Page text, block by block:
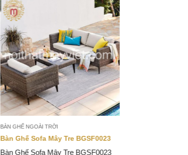
BÀN GHẾ NGOÀI TRỜI
Bàn Ghế Sofa Mây Tre BGSF0023
Bàn Ghế Sofa Mây Tre BGSF0023